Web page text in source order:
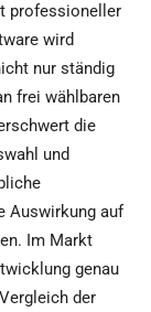
professioneller
wird
nur ständig
frei wählbaren
die
und
Auswirkung auf
Im Markt
genau
der